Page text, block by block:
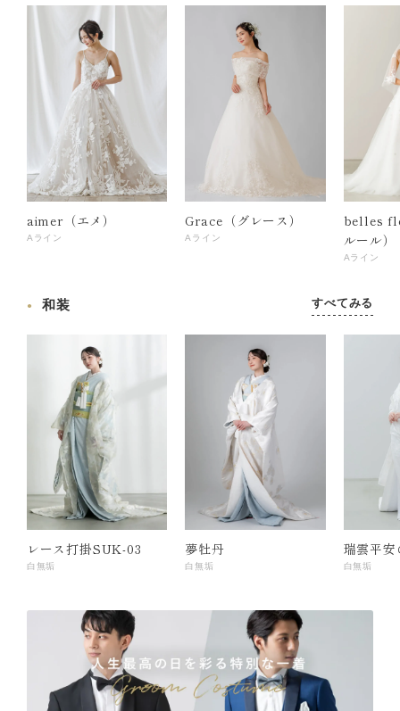
aimer（エメ）
Aライン
Grace（グレース）
Aライン
belles
ルール）
Aライン
和装 すべてみる
レース打掛SUK-03
白無垢
夢牡丹
白無垢
瑞雲平安
白無垢